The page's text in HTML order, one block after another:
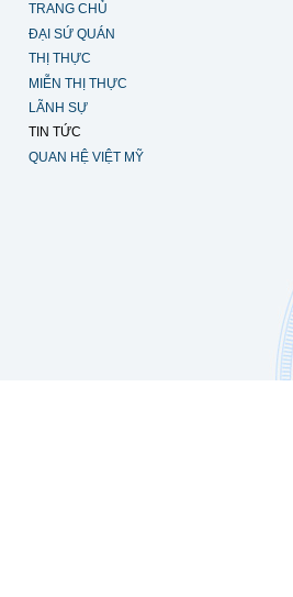
TRANG CHỦ
ĐẠI SỨ QUÁN
THỊ THỰC
MIỄN THỊ THỰC
LÃNH SỰ
TIN TỨC
QUAN HỆ VIỆT MỸ